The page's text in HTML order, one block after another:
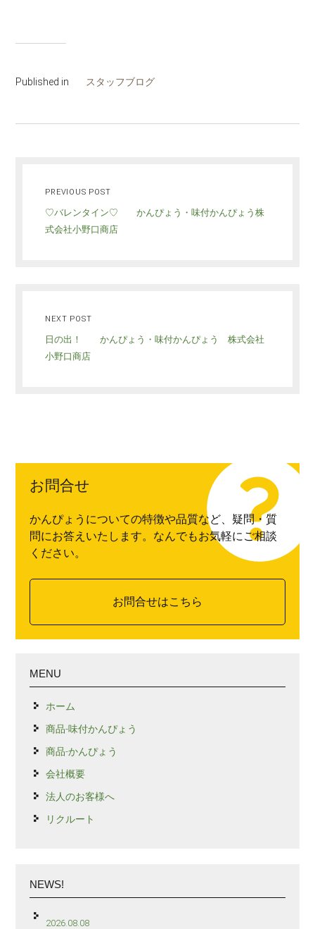
Published in スタッフブログ
PREVIOUS POST
♡バレンタイン♡ かんぴょう・味付かんぴょう株
式会社小野口商店
NEXT POST
日の出！ かんぴょう・味付かんぴょう 株式会社
小野口商店
お問合せ
かんぴょうについての特徴や品質など、疑問・質
問にお答えいたします。なんでもお気軽にご相談
ください。
お問合せはこちら
MENU
ホーム
商品-味付かんぴょう
商品-かんぴょう
会社概要
法人のお客様へ
リクルート
NEWS!
2026.08.08